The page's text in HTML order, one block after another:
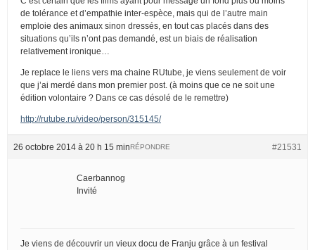
de tolérance et d’empathie inter-espèce, mais qui de l’autre main
emploie des animaux sinon dressés, en tout cas placés dans des
situations qu’ils n’ont pas demandé, est un biais de réalisation
relativement ironique…
Je replace le liens vers ma chaine RUtube, je viens seulement de voir
que j’ai merdé dans mon premier post. (à moins que ce ne soit une
édition volontaire ? Dans ce cas désolé de le remettre)
http://rutube.ru/video/person/315145/
26 octobre 2014 à 20 h 15 min #21531
RÉPONDRE
Caerbannog
Invité
Je viens de découvrir un vieux docu de Franju grâce à un festival